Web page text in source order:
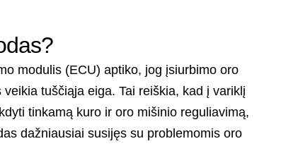
modulis (ECU) aptiko, jog įsiurbimo oro
tuščiąja eiga. Tai reiškia, kad į variklį
tinkamą kuro ir oro mišinio reguliavimą,
dažniausiai susijęs su problemomis oro